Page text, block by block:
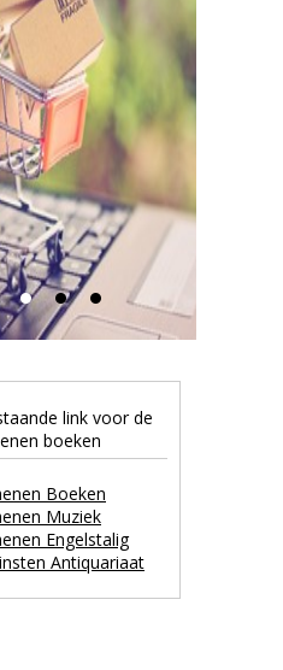
link voor de
boeken
Boeken
Muziek
Engelstalig
Antiquariaat